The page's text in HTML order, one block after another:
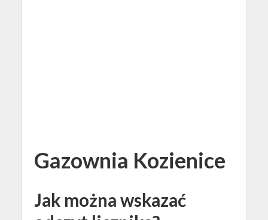
Gazownia Kozienice
Jak można wskazać